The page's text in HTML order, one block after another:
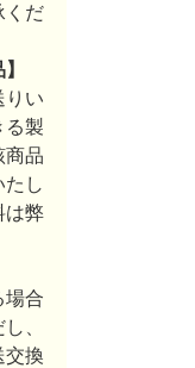
くだ
りい
る製
商品
たし
は弊
場合
、
交換